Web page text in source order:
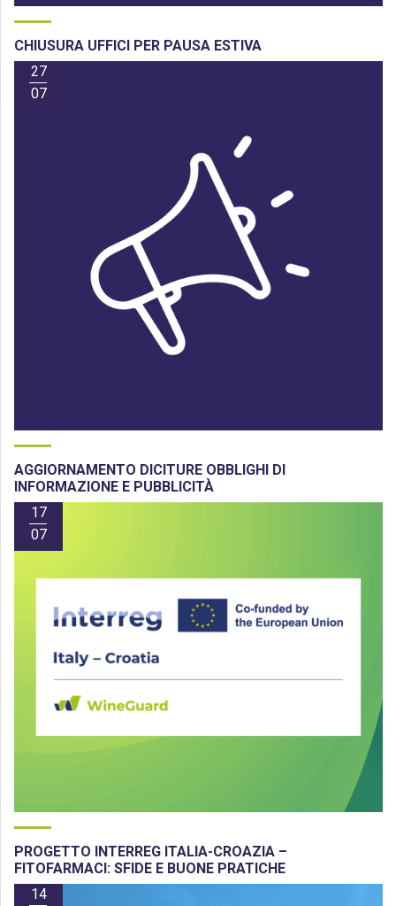
CHIUSURA UFFICI PER PAUSA ESTIVA
27
07
AGGIORNAMENTO DICITURE OBBLIGHI DI
INFORMAZIONE E PUBBLICITÀ
17
07
PROGETTO INTERREG ITALIA-CROAZIA –
FITOFARMACI: SFIDE E BUONE PRATICHE
14